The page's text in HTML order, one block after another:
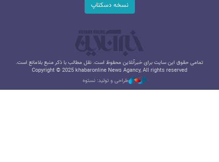
نسخه دسکتاپ
تمامی حقوق این سایت برای خبرآنلاین محفوظ است. نقل مطالب با ذکر منبع بلامانع است.
Copyright © 2025 khabaronline News Agancy, All rights reserved
طراحی و تولید: نستوه